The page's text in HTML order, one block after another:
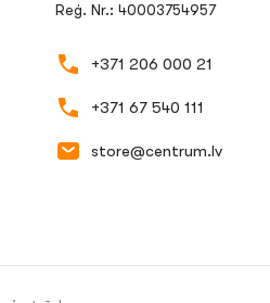
Reģ. Nr.: 40003754957
+371 206 000 21
+371 67 540 111
store@centrum.lv